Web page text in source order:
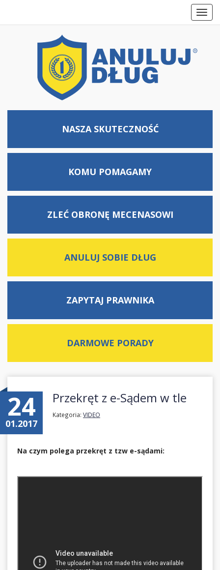
NASZA SKUTECZNOŚĆ
KOMU POMAGAMY
ZLEĆ OBRONĘ MECENASOWI
ANULUJ SOBIE DŁUG
ZAPYTAJ PRAWNIKA
DARMOWE PORADY
24
01.2017
Przekręt z e-Sądem w tle
Kategoria: VIDEO
Na czym polega przekręt z tzw e-sądami: